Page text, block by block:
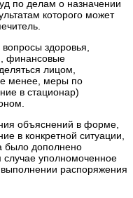
по делам о назначении
которого может
здоровья,
финансовые
лицом,
менее, меры по
в стационар)
объяснений в форме,
в конкретной ситуации,
было дополнено
уполномоченное
распоряжения